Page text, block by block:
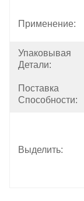
Применение:
Упаковывая
Детали:
Поставка
Способности:
Выделить: